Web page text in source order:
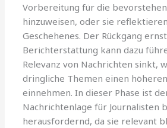
Vorbereitung für die
hinzuweisen, oder sie
Geschehenes. Der Rückgang
Berichterstattung kann dazu
Relevanz von Nachrichten sinkt,
dringliche Themen einen
einnehmen. In dieser Phase ist
Nachrichtenlage für Journalisten
herausfordernd, da sie relevant